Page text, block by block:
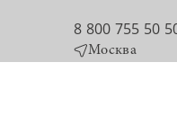
8 800 755 50
Москва